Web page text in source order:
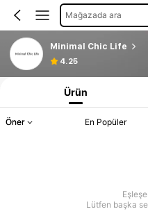
Mağazada ara
Minimal Chic Life
4.25
Ürün
Öner En Popüler
Lütfen başka